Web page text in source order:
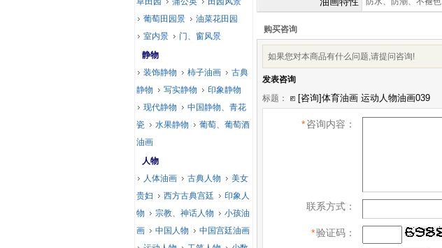
购买咨询
如果您对本商品有什么问题,请提问咨询!
发表咨询
标题：
*咨询内容：
联系方式：
*验证码：
葡萄田园景
油菜花田园
室内景
门、窗风景
静物
装饰静物
柿子油画
古典
静物
写实静物
印象静物
现代静物
中国静物、青花
瓷
水果静物
葡萄、葡萄酒
油画
人物
人体油画
古典人物
美女
贵妇
西方古典宫廷
印象人
物
宗教、神话人物
小孩油
画
中国人物
中国宫廷油画